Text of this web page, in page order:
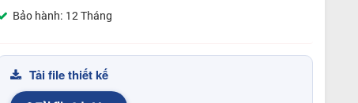
Bảo hành: 12 Tháng
Tải file thiết kế